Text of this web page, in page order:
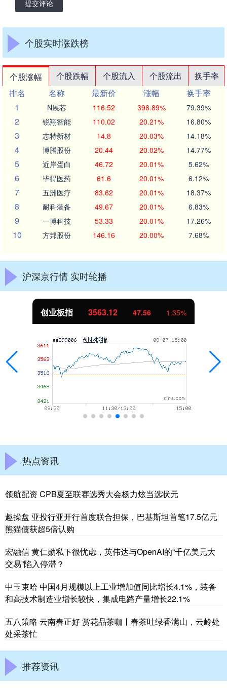
提交评论
个股实时涨跌榜
个股涨幅 个股跌幅 个股流入 个股流出
换手率
排名
名称 最新价 涨幅
换手率
1
N展芯 116.52 396.89% 79.39%
2 锐翔智能 110.02 20.21% 16.80%
3 志特新材 14.8 20.03% 14.18%
4 博腾股份 20.44 20.02% 14.77%
5 近岸蛋白 46.72 20.01% 5.62%
6 毕得医药 61.6 20.01% 6.12%
7 五洲医疗 83.62 20.01% 18.37%
8 耐科装备 49.67 20.01% 6.83%
9 一博科技 53.33 20.01% 17.26%
10 方邦股份 146.16 20.00% 7.68%
沪深京行情 实时轮播
创业板指 3563.12 47.56 1.35%
热点资讯
领航配资 CPB夏至联赛选秀大会杨力炫当选状元
趣操盘 亚投行亚开行首度联合担保，巴基斯坦首笔17.5亿元
熊猫债获超5倍认购
宏融信 黄仁勋私下很忧虑，英伟达与OpenAI的“千亿美元大
交易”陷入停滞？
中玉束哈 中国4月规模以上工业增加值同比增长4.1%，装备
和高技术制造业增长较快，集成电路产量增长22.1%
五八策略 云南春正好 赏花品茶咖丨春茶吐绿香满山，云岭处
处采茶忙
推荐资讯